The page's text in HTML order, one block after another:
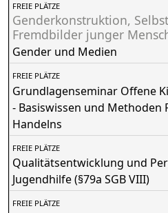
FREIE PLÄTZE
Genderkonstruktion,
Fremdbilder junger
Gender und Medien
FREIE PLÄTZE
Grundlagenseminar Offene
- Basiswissen und Methoden
Handelns
FREIE PLÄTZE
Qualitätsentwicklung und
Jugendhilfe (§79a SGB VIII)
FREIE PLÄTZE